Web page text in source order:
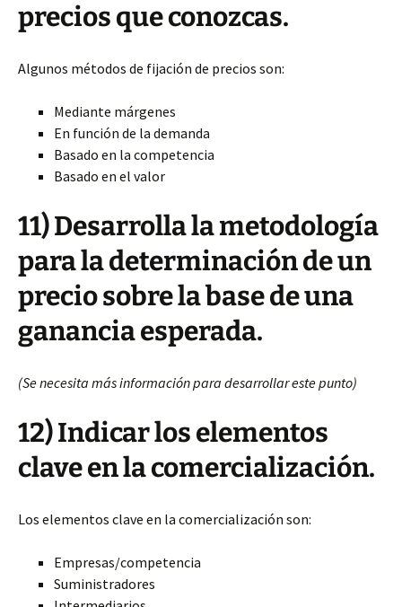
precios que conozcas.
Algunos métodos de fijación de precios son:
Mediante márgenes
En función de la demanda
Basado en la competencia
Basado en el valor
11) Desarrolla la metodología
para la determinación de un
precio sobre la base de una
ganancia esperada.
(Se necesita más información para desarrollar este punto)
12) Indicar los elementos
clave en la comercialización.
Los elementos clave en la comercialización son:
Empresas/competencia
Suministradores